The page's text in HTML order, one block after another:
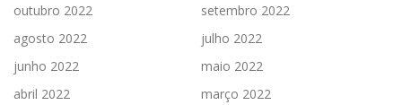
outubro 2022
setembro 2022
agosto 2022
julho 2022
junho 2022
maio 2022
abril 2022
março 2022